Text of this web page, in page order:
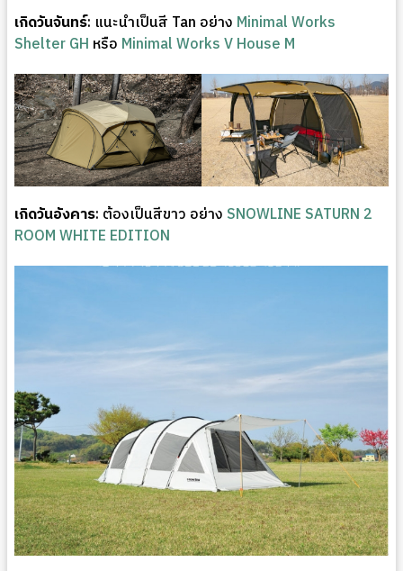
เกิดวันจันทร์: แนะนำเป็นสี Tan อย่าง Minimal Works
Shelter GH หรือ Minimal Works V House M
เกิดวันอังคาร: ต้องเป็นสีขาว อย่าง SNOWLINE SATURN 2
ROOM WHITE EDITION